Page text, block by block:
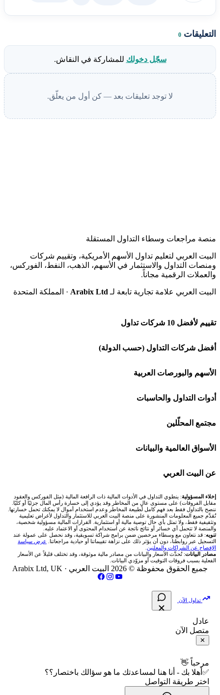
التعليقات 0
سجّل دخولك للمشاركة في النقاش.
لا توجد تعليقات بعد — كن أول من يعلّق.
منصة مراجعات وسطاء التداول المستقلة
البيت العربي لتعليم تداول الأسهم الأمريكية، وتقييم شركات
ومنصات التداول والاستثمار في الأسهم، الذهب، النفط، الفوركس،
والعملات الرقمية مجاناً.
البيت العربي علامة تجارية تابعة لـ Arabix Ltd · المملكة المتحدة
تقييم لأفضل 10 شركات تداول
شركة Capital.com
افاتريد AvaTrade
اكسنس Exness
منصة بينانس
اكس تي بي XTB
انتراكتيف بروكرز IBKR
أفضل شركات التداول (حسب الدولة)
شركات تداول في السعودية
شركات تداول في الإمارات
شركات تداول في الكويت
شركات تداول في قطر
شركات تداول في الأردن
شركات تداول في العراق
شركات تداول في فلسطين
الأسهم والبورصات العربية
🌍 كل البورصات العربية
🇸🇦 السوق السعودية
🇦🇪 أسواق الإمارات
🇪🇬 البورصة المصرية
🇶🇦 بورصة قطر
🇯🇴 بورصة عمّان
🇧🇭 بورصة البحرين
فلتر الأسهم الشرعي
📋 جميع الأسهم
🕌 الأسهم الحلال
أدوات التداول والحاسبات
🕌 حاسبة الزكاة
💱 محول العملات
🧮 حاسبة حجم اللوت
📊 حاسبة قيمة النقطة
💰 حاسبة ربح الفوركس
📌 حاسبة النقاط المحورية
📏 حاسبة حجم المركز
📈 حاسبة عائد التداول
📊 حاسبة الربح التراكمي
🧮 حاسبة متوسط سعر السهم
📅 التقويم الاقتصادي
مجتمع المحلّلين
🧱 حائط المجتمع
🏆 لوحة المحلّلين
✍️ اكتب تحليلك
الأسواق العالمية والبيانات
🌐 المؤشرات العالمية
🥇 سعر الذهب اليوم
🥇 أسعار الذهب والمعادن
💱 أسعار العملات والفوركس
💵 سعر الريال السعودي في مصر
📅 المؤشرات الاقتصادية
عن البيت العربي
من نحن
تواصل معنا
فريق المؤلفين
مقالات تعليمية
سياسة تقييم الشركات
الإبلاغ عن شركة نصابة
شروط الاستخدام
سياسة الخصوصية
إخلاء المسؤولية: ينطوي التداول في الأدوات المالية ذات الرافعة المالية (مثل الفوركس والعقود
مقابل الفروقات) على مستوى عالٍ من المخاطر وقد يؤدي إلى خسارة رأس المال جزئيًا أو كليًا.
ننصح بالتداول فقط بعد فهم كامل لطبيعة المخاطر وعدم استخدام أموال لا يمكنك تحمل خسارتها.
تُقدَّم جميع المعلومات المنشورة على منصة البيت العربي للاستثمار والتداول لأغراض تعليمية
وتثقيفية فقط، ولا تمثل بأي حال توصية مالية أو استثمارية. القرارات المالية مسؤولية شخصية،
والمنصة لا تتحمل أي خسائر أو نتائج ناتجة عن استخدام المحتوى أو الاعتماد عليه.
تنويه: قد نتعاون مع وسطاء مرخصين ضمن برامج شراكة تسويقية، وقد نحصل على عمولة عند
التسجيل عبر روابطنا، دون أن يؤثر ذلك على نزاهة تقييماتنا أو حيادية مراجعاتنا. عرض سياسة
الإفصاح عن الشراكات والمعلنين
مصادر البيانات: تُحدَّث الأسعار والبيانات من مصادر مالية موثوقة، وقد تختلف قليلاً عن الأسعار
الفعلية بسبب فروقات التوقيت أو مزوّدي البيانات.
جميع الحقوق محفوظة © 2026 البيت العربي · Arabix Ltd, UK
تداول الآن
عادل
متصل الآن
✕
مرحباً 👋
✅أهلا بك - أنا هنا لمساعدتك ما هو سؤالك باختصار؟؟
اختر طريقة التواصل